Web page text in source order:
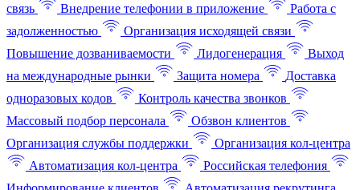
связь
Внедрение телефонии в приложение
Работа с
задолженностью
Организация исходящей связи
Повышение дозваниваемости
Лидогенерация
Выход
на международные рынки
Защита номера
Доставка
одноразовых кодов
Контроль качества звонков
Массовый подбор персонала
Обзвон клиентов
Организация службы поддержки
Организация кол-центра
Автоматизация кол-центра
Российская телефония